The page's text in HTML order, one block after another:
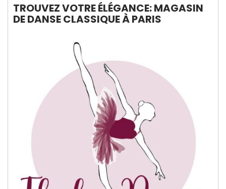
TROUVEZ VOTRE ÉLÉGANCE: MAGASIN
DE DANSE CLASSIQUE À PARIS